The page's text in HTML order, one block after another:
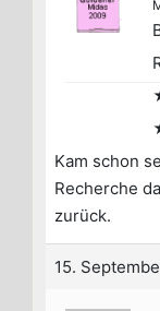
Kam schon
Recherche
zurück.
15.